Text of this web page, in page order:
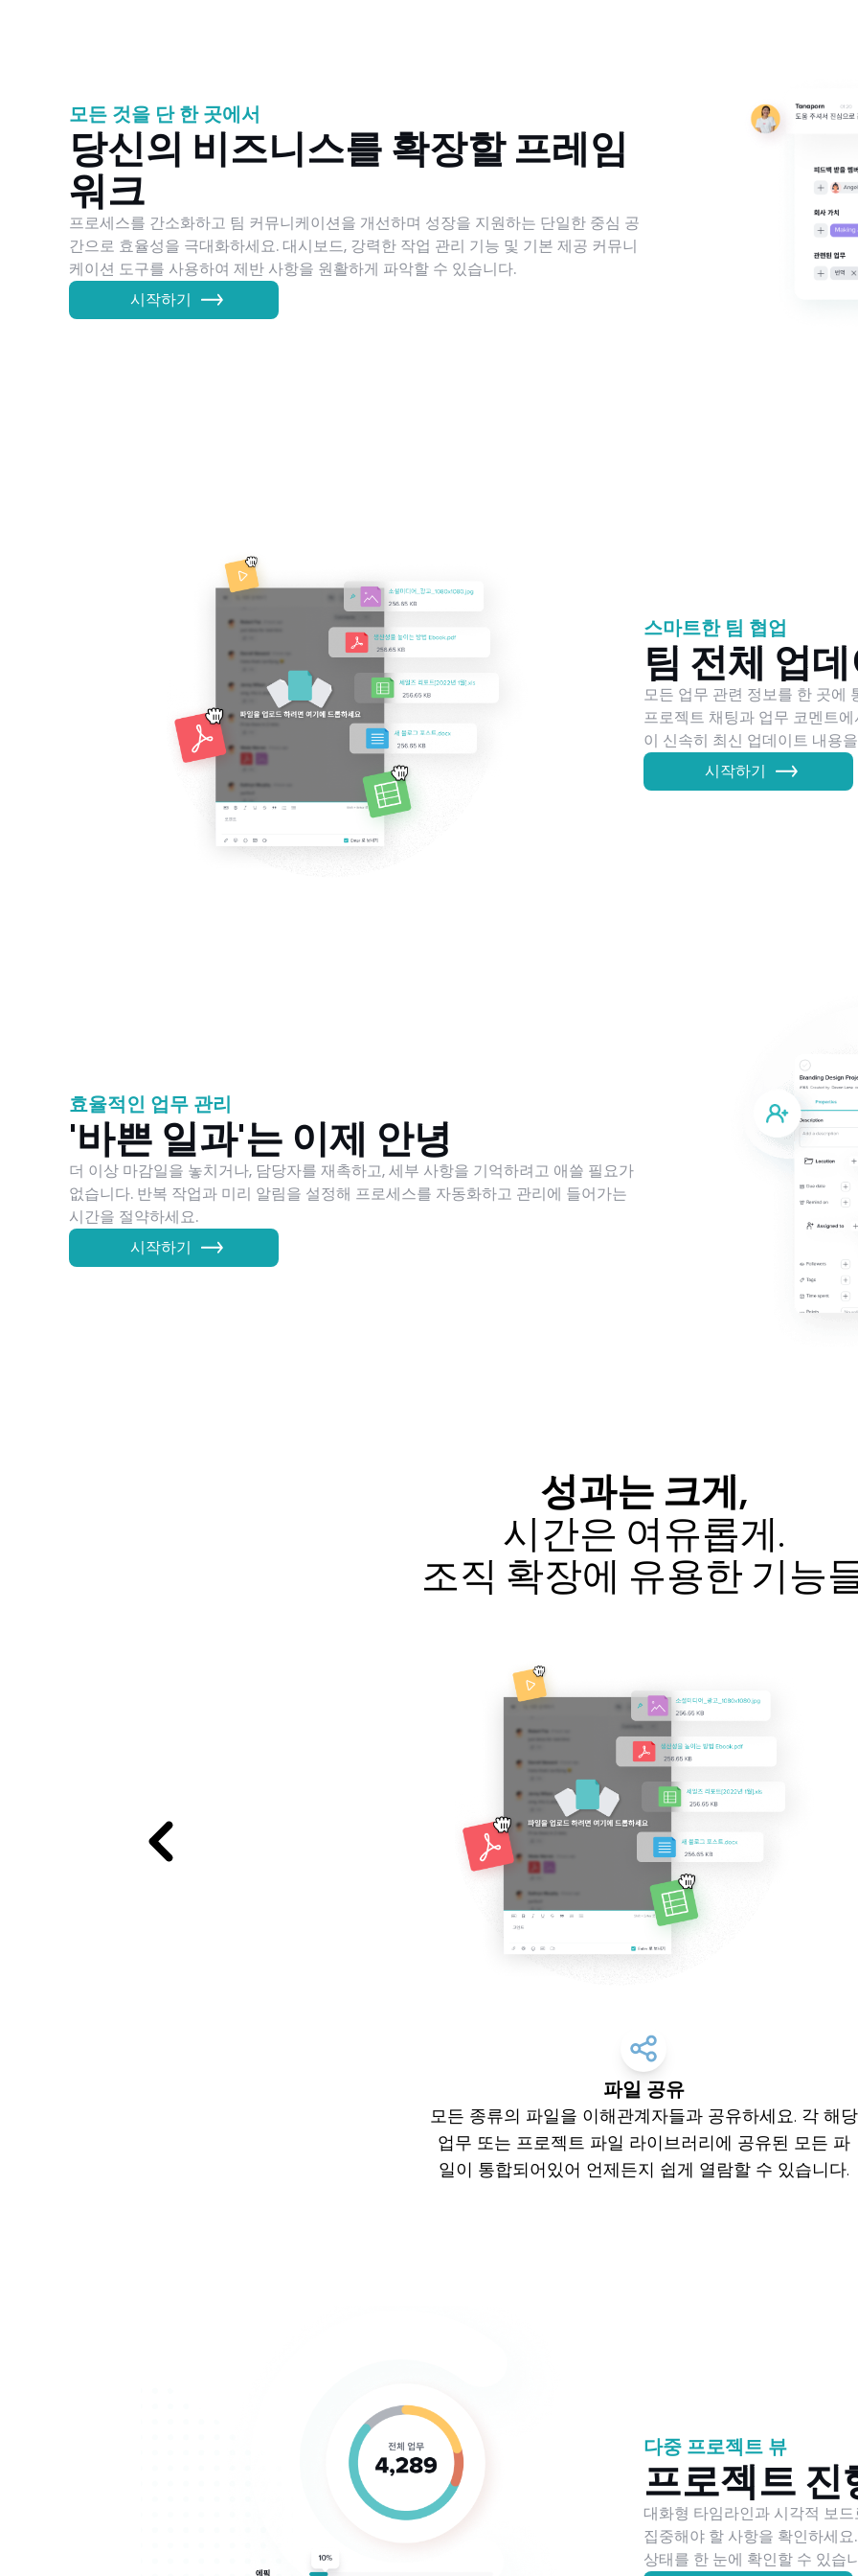
모든 것을 단 한 곳에서
당신의 비즈니스를 확장할 프레임
워크
프로세스를 간소화하고 팀 커뮤니케이션을 개선하며 성장을 지원하는 단일한 중심 공
간으로 효율성을 극대화하세요. 대시보드, 강력한 작업 관리 기능 및 기본 제공 커뮤니
케이션 도구를 사용하여 제반 사항을 원활하게 파악할 수 있습니다.
시작하기
스마트한 팀 협업
팀 전체 업
모든 업무 관련 정보를 한 곳에
프로젝트 채팅과 업무 코멘트
이 신속히 최신 업데이트 내용
시작하기
효율적인 업무 관리
'바쁜 일과'는 이제 안녕
더 이상 마감일을 놓치거나, 담당자를 재촉하고, 세부 사항을 기억하려고 애쓸 필요가
없습니다. 반복 작업과 미리 알림을 설정해 프로세스를 자동화하고 관리에 들어가는
시간을 절약하세요.
시작하기
성과는 크게,
시간은 여유롭게.
조직 확장에 유용한 기능
파일 공유
모든 종류의 파일을 이해관계자들과 공유하세요. 각 해당
업무 또는 프로젝트 파일 라이브러리에 공유된 모든 파
일이 통합되어있어 언제든지 쉽게 열람할 수 있습니다.
다중 프로젝트 뷰
프로젝트 진
대화형 타임라인과 시각적 보
집중해야 할 사항을 확인하세
상태를 한 눈에 확인할 수 있습